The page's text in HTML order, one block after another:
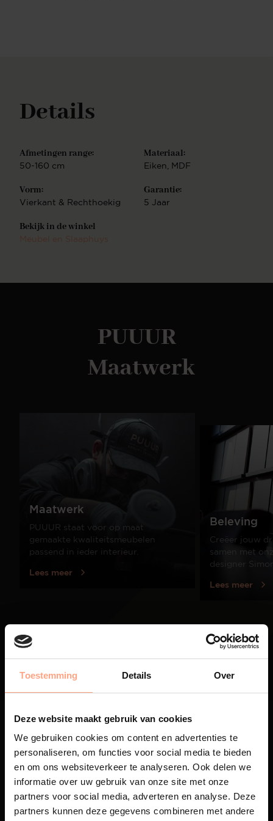
Toestemming Details Over
Deze website maakt gebruik van cookies
We gebruiken cookies om content en advertenties te
personaliseren, om functies voor social media te bieden
en om ons websiteverkeer te analyseren. Ook delen we
informatie over uw gebruik van onze site met onze
partners voor social media, adverteren en analyse. Deze
partners kunnen deze gegevens combineren met andere
vanaf stap één en komen samen tot het beste
eindproduct.
Details
Afmetingen range:
50-160 cm
Materiaal:
Eiken , MDF
Vorm:
Vierkant & Rechthoekig
Garantie:
5 Jaar
Bekijk in de winkel
Meubel en Slaaphuys
PUUUR
Maatwerk
Maatwerk
PUUUR staat voor op maat
gemaakte kwaliteitsmeubelen
passend in ieder interieur.
Lees meer
Beleving
Creëer jouw
samen met
designer
Lees meer
Maatwerk
Een exclusieve handgemaakte
beleving, waar Nederlands